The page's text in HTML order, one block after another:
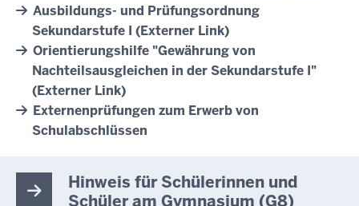
Ausbildungs- und Prüfungsordnung
Sekundarstufe I (Externer Link)
Orientierungshilfe "Gewährung von
Nachteilsausgleichen in der Sekundarstufe I"
(Externer Link)
Externenprüfungen zum Erwerb von
Schulabschlüssen
Hinweis für Schülerinnen und
Schüler am Gymnasium (G8)